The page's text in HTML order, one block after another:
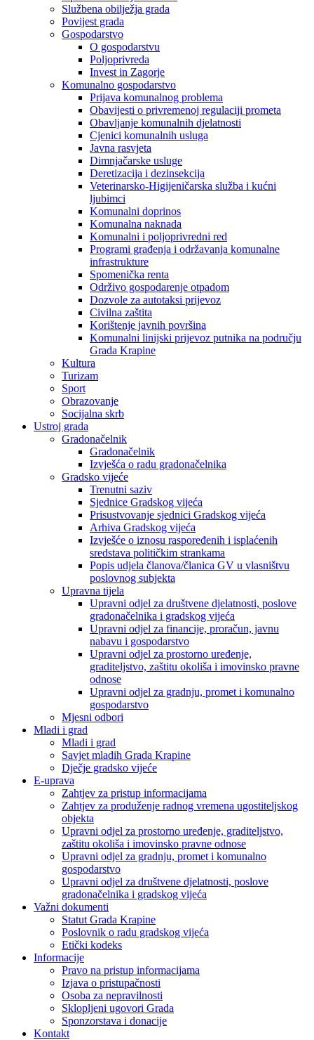
Službena obilježja grada
Povijest grada
Gospodarstvo
O gospodarstvu
Poljoprivreda
Invest in Zagorje
Komunalno gospodarstvo
Prijava komunalnog problema
Obavijesti o privremenoj regulaciji prometa
Obavljanje komunalnih djelatnosti
Cjenici komunalnih usluga
Javna rasvjeta
Dimnjačarske usluge
Deretizacija i dezinsekcija
Veterinarsko-Higijeničarska služba i kućni
ljubimci
Komunalni doprinos
Komunalna naknada
Komunalni i poljoprivredni red
Programi građenja i održavanja komunalne
infrastrukture
Spomenička renta
Održivo gospodarenje otpadom
Dozvole za autotaksi prijevoz
Civilna zaštita
Korištenje javnih površina
Komunalni linijski prijevoz putnika na području
Grada Krapine
Kultura
Turizam
Sport
Obrazovanje
Socijalna skrb
Ustroj grada
Gradonačelnik
Gradonačelnik
Izvješća o radu gradonačelnika
Gradsko vijeće
Trenutni saziv
Sjednice Gradskog vijeća
Prisustvovanje sjednici Gradskog vijeća
Arhiva Gradskog vijeća
Izvješće o iznosu raspoređenih i isplaćenih
sredstava političkim strankama
Popis udjela članova/članica GV u vlasništvu
poslovnog subjekta
Upravna tijela
Upravni odjel za društvene djelatnosti, poslove
gradonačelnika i gradskog vijeća
Upravni odjel za financije, proračun, javnu
nabavu i gospodarstvo
Upravni odjel za prostorno uređenje,
graditeljstvo, zaštitu okoliša i imovinsko pravne
odnose
Upravni odjel za gradnju, promet i komunalno
gospodarstvo
Mjesni odbori
Mladi i grad
Mladi i grad
Savjet mladih Grada Krapine
Dječje gradsko vijeće
E-uprava
Zahtjev za pristup informacijama
Zahtjev za produženje radnog vremena ugostiteljskog
objekta
Upravni odjel za prostorno uređenje, graditeljstvo,
zaštitu okoliša i imovinsko pravne odnose
Upravni odjel za gradnju, promet i komunalno
gospodarstvo
Upravni odjel za društvene djelatnosti, poslove
gradonačelnika i gradskog vijeća
Važni dokumenti
Statut Grada Krapine
Poslovnik o radu gradskog vijeća
Etički kodeks
Informacije
Pravo na pristup informacijama
Izjava o pristupačnosti
Osoba za nepravilnosti
Sklopljeni ugovori Grada
Sponzorstava i donacije
Kontakt